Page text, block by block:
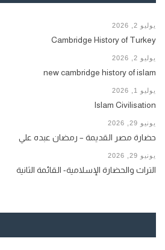
يوليو 2, 2026
Cambridge History of Turkey
يوليو 2, 2026
new cambridge history of islam
يوليو 1, 2026
Islam Civilisation
يونيو 29, 2026
حضارة مصر القديمة – رمضان عبده علي
يونيو 29, 2026
التراث والحضارة الإسلامية- القائمة الثانية